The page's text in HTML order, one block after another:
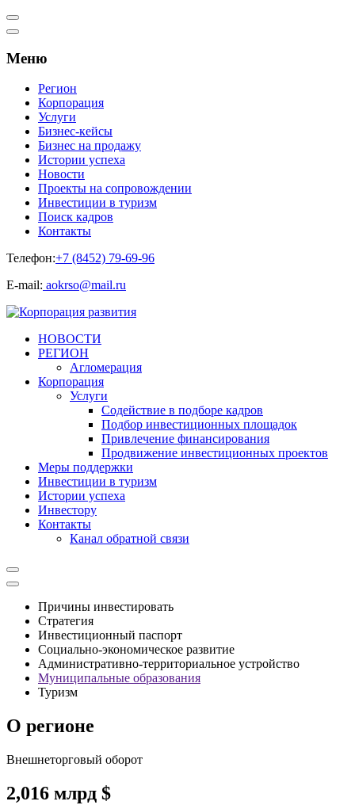
Меню
Регион
Корпорация
Услуги
Бизнес-кейсы
Бизнес на продажу
Истории успеха
Новости
Проекты на сопровождении
Инвестиции в туризм
Поиск кадров
Контакты
Телефон:+7 (8452) 79-69-96
Е-mail: aokrso@mail.ru
НОВОСТИ
РЕГИОН
Агломерация
Корпорация
Услуги
Cодействие в подборе кадров
Подбор инвестиционных площадок
Привлечение финансирования
Продвижение инвестиционных проектов
Меры поддержки
Инвестиции в туризм
Истории успеха
Инвестору
Контакты
Канал обратной связи
Причины инвестировать
Стратегия
Инвестиционный паспорт
Социально-экономическое развитие
Административно-территориальное устройство
Муниципальные образования
Туризм
О регионе
Внешнеторговый оборот
2,016 млрд $